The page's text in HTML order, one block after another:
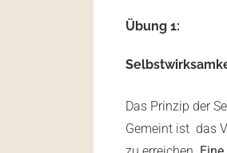
Übung 1:
Das Prinzip der
Gemeint ist das